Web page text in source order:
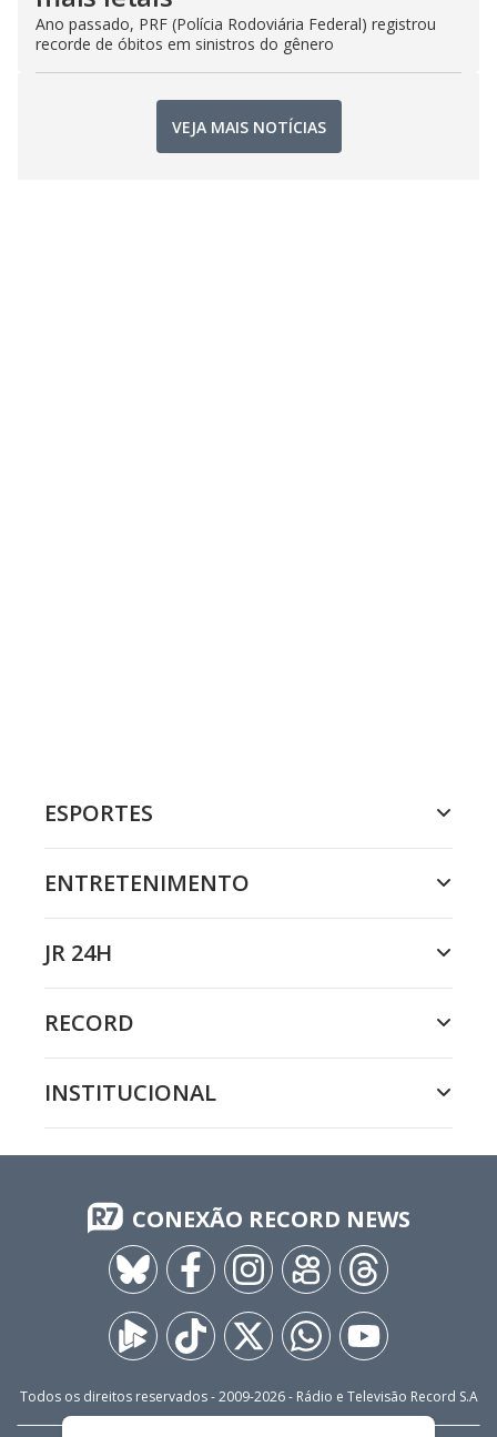
Ano passado, PRF (Polícia Rodoviária Federal) registrou
recorde de óbitos em sinistros do gênero
VEJA MAIS NOTÍCIAS
ESPORTES
ENTRETENIMENTO
JR 24H
RECORD
INSTITUCIONAL
CONEXÃO RECORD NEWS
Todos os direitos reservados - 2009-2026- Rádio e Televisão Record S.A